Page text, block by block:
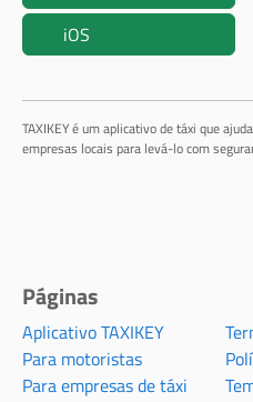
iOS
TAXIKEY é um aplicativo de táxi que
empresas locais para levá-lo com
Páginas
Aplicativo TAXIKEY
Para motoristas
Para empresas de táxi